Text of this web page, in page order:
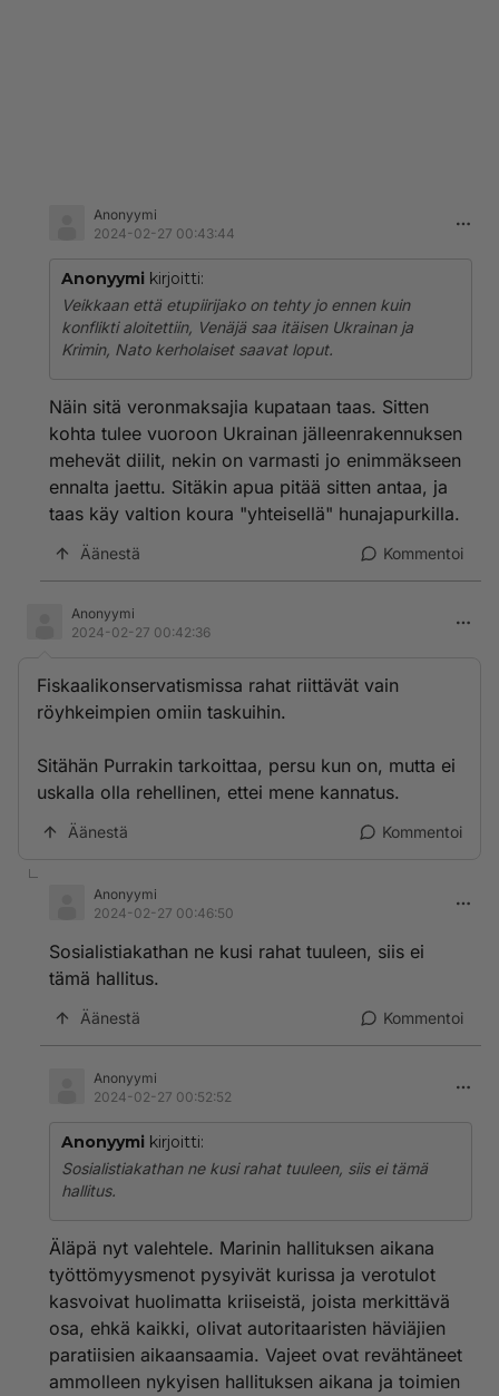
Anonyymi
2024-02-27 00:43:44
Anonyymi kirjoitti:
Veikkaan että etupiirijako on tehty jo ennen kuin
konflikti aloitettiin, Venäjä saa itäisen Ukrainan ja
Krimin, Nato kerholaiset saavat loput.
Näin sitä veronmaksajia kupataan taas. Sitten
kohta tulee vuoroon Ukrainan jälleenrakennuksen
mehevät diilit, nekin on varmasti jo enimmäkseen
ennalta jaettu. Sitäkin apua pitää sitten antaa, ja
taas käy valtion koura "yhteisellä" hunajapurkilla.
Äänestä Kommentoi
Anonyymi
2024-02-27 00:42:36
Fiskaalikonservatismissa rahat riittävät vain
röyhkeimpien omiin taskuihin.
Sitähän Purrakin tarkoittaa, persu kun on, mutta ei
uskalla olla rehellinen, ettei mene kannatus.
Äänestä Kommentoi
Anonyymi
2024-02-27 00:46:50
Sosialistiakathan ne kusi rahat tuuleen, siis ei
tämä hallitus.
Äänestä Kommentoi
Anonyymi
2024-02-27 00:52:52
Anonyymi kirjoitti:
Sosialistiakathan ne kusi rahat tuuleen, siis ei tämä
hallitus.
Äläpä nyt valehtele. Marinin hallituksen aikana
työttömyysmenot pysyivät kurissa ja verotulot
kasvoivat huolimatta kriiseistä, joista merkittävä
osa, ehkä kaikki, olivat autoritaaristen häviäjien
paratiisien aikaansaamia. Vajeet ovat revähtäneet
ammolleen nykyisen hallituksen aikana ja toimien